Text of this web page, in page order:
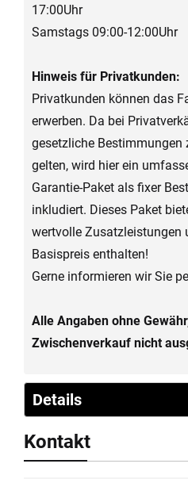
17:00Uhr
Samstags 09:00-12:00Uhr
Hinweis für Privatkunden:
Privatkunden können das
erwerben. Da bei
gesetzliche Bestimmungen
gelten, wird hier ein
Garantie-Paket als fixer
inkludiert. Dieses Paket
wertvolle Zusatzleistungen
Basispreis enthalten!
Gerne informieren wir Sie
Alle Angaben ohne
Zwischenverkauf nicht
Details
Kontakt